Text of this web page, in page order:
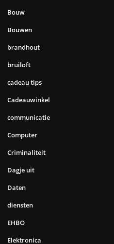
Bouw
Bouwen
brandhout
bruiloft
cadeau tips
Cadeauwinkel
communicatie
Computer
Criminaliteit
Dagje uit
Daten
diensten
EHBO
Elektronica